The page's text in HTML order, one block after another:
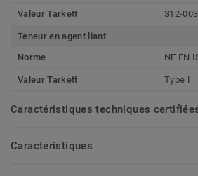
Valeur Tarkett 312-
Teneur en agent liant
Norme
NF EN
Valeur Tarkett Type I
Caractéristiques techniques
Caractéristiques